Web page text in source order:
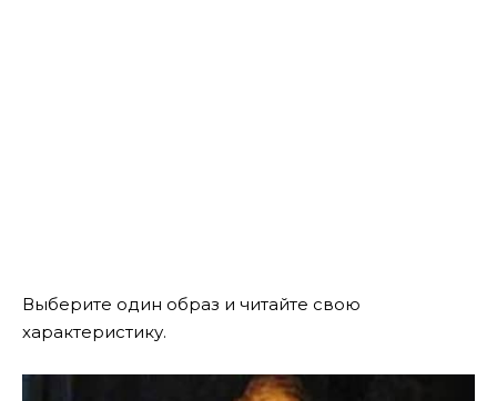
Выберите один образ и читайте свою
характеристику.